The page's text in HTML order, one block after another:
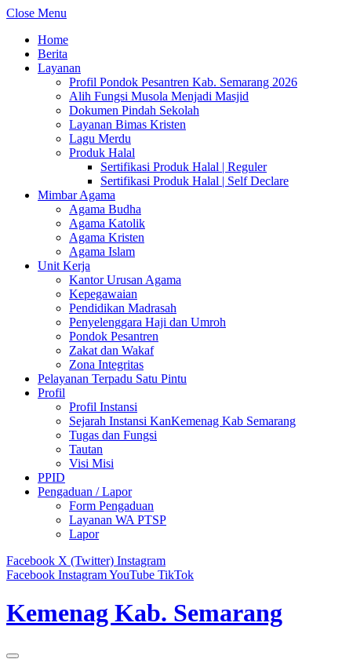
Close Menu
Home
Berita
Layanan
Profil Pondok Pesantren Kab. Semarang 2026
Alih Fungsi Musola Menjadi Masjid
Dokumen Pindah Sekolah
Layanan Bimas Kristen
Lagu Merdu
Produk Halal
Sertifikasi Produk Halal | Reguler
Sertifikasi Produk Halal | Self Declare
Mimbar Agama
Agama Budha
Agama Katolik
Agama Kristen
Agama Islam
Unit Kerja
Kantor Urusan Agama
Kepegawaian
Pendidikan Madrasah
Penyelenggara Haji dan Umroh
Pondok Pesantren
Zakat dan Wakaf
Zona Integritas
Pelayanan Terpadu Satu Pintu
Profil
Profil Instansi
Sejarah Instansi KanKemenag Kab Semarang
Tugas dan Fungsi
Tautan
Visi Misi
PPID
Pengaduan / Lapor
Form Pengaduan
Layanan WA PTSP
Lapor
Facebook X (Twitter) Instagram
Facebook InstagramYouTube TikTok
Kemenag Kab. Semarang